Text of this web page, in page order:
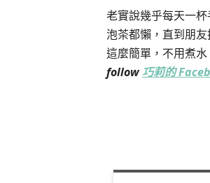
老實說幾乎每天一
泡茶都懶，直到朋
這麼簡單，不用煮
follow巧莉的